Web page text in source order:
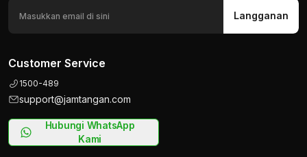
Langganan
Customer Service
1500-489
support@jamtangan.com
Hubungi WhatsApp
Kami